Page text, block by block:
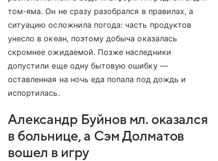
том-яма. Он не сразу разобрался в правилах, а
ситуацию осложнила погода: часть продуктов
унесло в океан, поэтому добыча оказалась
скромнее ожидаемой. Позже наследники
допустили еще одну бытовую ошибку —
оставленная на ночь еда попала под дождь и
испортилась.
Александр Буйнов мл. оказался
в больнице, а Сэм Долматов
вошел в игру